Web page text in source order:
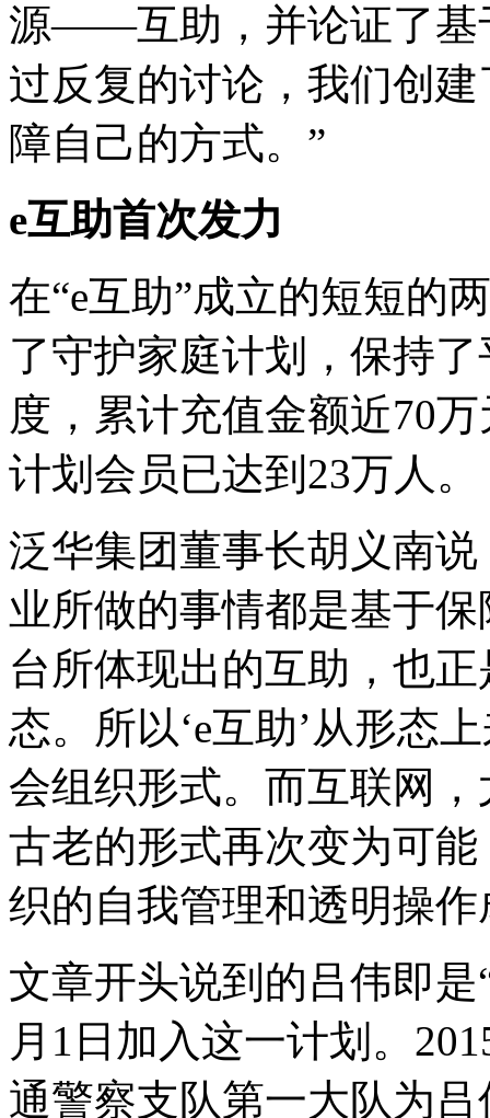
源——互助，并论证了基
过反复的讨论，我们创建
障自己的方式。”
e互助首次发力
在“e互助”成立的短短的
了守护家庭计划，保持
度，累计充值金额近70
计划会员已达到23万人。
泛华集团董事长胡义南
业所做的事情都是基于
台所体现出的互助，也
态。所以‘e互助’从形态
会组织形式。而互联网
古老的形式再次变为可
织的自我管理和透明操作
文章开头说到的吕伟即是
月1日加入这一计划。
通警察支队第一大队为